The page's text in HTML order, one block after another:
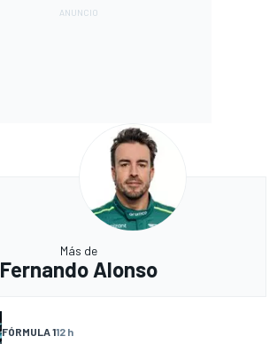
Más de
Fernando Alonso
FÓRMULA 112 h